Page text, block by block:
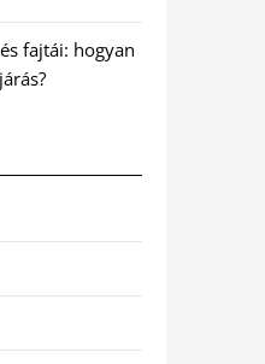
fajtái: hogyan